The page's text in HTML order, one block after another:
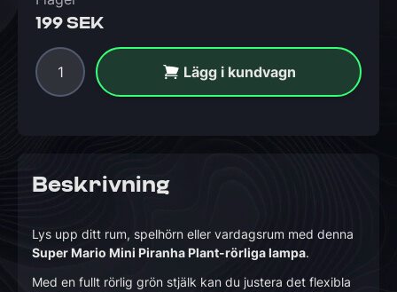
199 SEK
Lägg i kundvagn
Beskrivning
Lys upp ditt rum, spelhörn eller vardagsrum med denna
Super Mario Mini Piranha Plant-rörliga lampa.
Med en fullt rörlig grön stjälk kan du justera det flexibla